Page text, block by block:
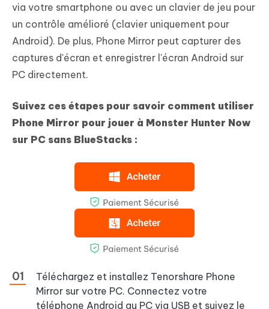
via votre smartphone ou avec un clavier de jeu pour
un contrôle amélioré (clavier uniquement pour
Android). De plus, Phone Mirror peut capturer des
captures d'écran et enregistrer l'écran Android sur
PC directement.
Suivez ces étapes pour savoir comment utiliser
Phone Mirror pour jouer à Monster Hunter Now
sur PC sans BlueStacks :
Téléchargez et installez Tenorshare Phone
Mirror sur votre PC. Connectez votre
téléphone Android au PC via USB et suivez le